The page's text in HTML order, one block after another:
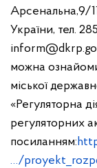
Арсенальна,9/
України, тел.
можна
міської
«Регуляторна
регуляторних
посиланням:
…/